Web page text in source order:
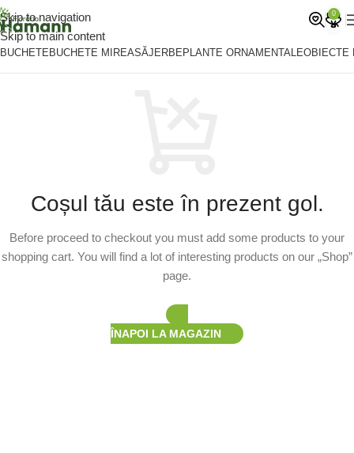
Skip to navigation
Skip to main content
0
BUCHETE BUCHETE MIREASĂJERBE PLANTE ORNAMENTALEOBIECTE
Coșul tău este în prezent gol.
Before proceed to checkout you must add some products to your
shopping cart. You will find a lot of interesting products on our „Shop”
page.
ÎNAPOI LA MAGAZIN